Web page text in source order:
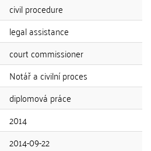
civil procedure
legal assistance
court commissioner
Notář a civilní proces
diplomová práce
2014
2014-09-22